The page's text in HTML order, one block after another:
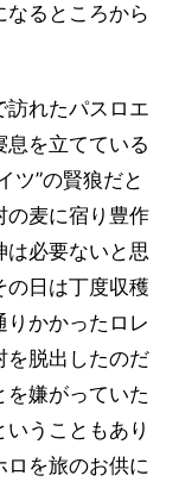
るところから
訪れたパスロエ
を立てている
ツ”の賢狼だと
の麦に宿り豊作
は必要ないと思
の日は丁度収穫
かかったロレ
を脱出したのだ
を嫌がっていた
うこともあり
ロを旅のお供に